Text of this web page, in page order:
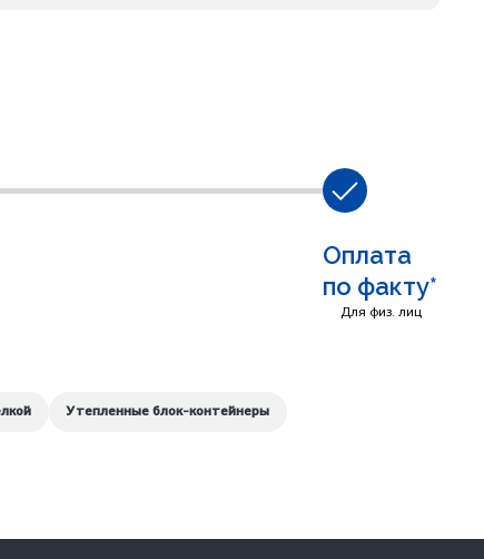
Оплата
по факту*
Для физ. лиц
Утепленные блок-контейнеры